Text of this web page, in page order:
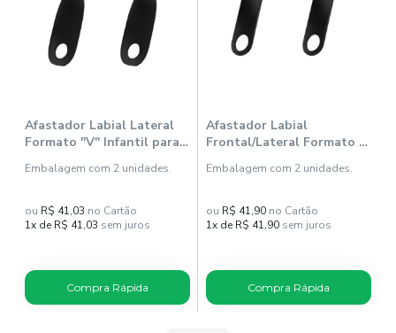
Afastador Labial Lateral
Formato "V" Infantil para
Indusbello
Embalagem com 2 unidades.
ou R$ 41,03 no Cartão
1x de R$ 41,03 sem juros
Compra Rápida
Afastador Labial
Frontal/Lateral Formato C
Black - Indusbello
Embalagem com 2 unidades.
ou R$ 41,90 no Cartão
1x de R$ 41,90 sem juros
Compra Rápida